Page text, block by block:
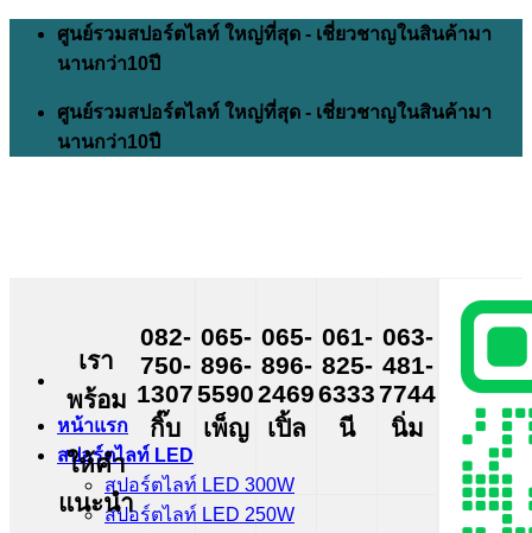
Skip
content
ศูนย์รวมสปอร์ตไลท์ ใหญ่ที่สุด - เชี่ยวชาญในสินค้ามา
นานกว่า10ปี
ศูนย์รวมสปอร์ตไลท์ ใหญ่ที่สุด - เชี่ยวชาญในสินค้ามา
นานกว่า10ปี
หน้าแรก
สปอร์ตไลท์ LED
สปอร์ตไลท์ LED 300W
สปอร์ตไลท์ LED 250W
เรา
พร้อม
ให้คำ
แนะนำ
082-
750-
1307
กิ๊บ
065-
896-
5590
เพ็ญ
065-
896-
2469
เปิ้ล
061-
825-
6333
นี
063-
481-
7744
นิ่ม